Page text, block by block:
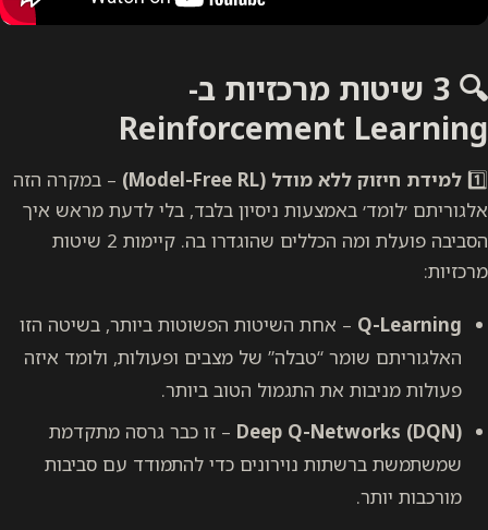
🔍 3 שיטות מרכזיות ב-
Reinforcement Learning
1️⃣ למידת חיזוק ללא מודל (Model-Free RL)
– במקרה הזה
אלגוריתם ׳לומד׳ באמצעות ניסיון בלבד, בלי לדעת מראש איך
הסביבה פועלת ומה הכללים שהוגדרו בה. קיימות 2 שיטות
מרכזיות:
Q-Learning – אחת השיטות הפשוטות ביותר, בשיטה הזו
האלגוריתם שומר “טבלה” של מצבים ופעולות, ולומד איזה
פעולות מניבות את התגמול הטוב ביותר.
Deep Q-Networks (DQN) – זו כבר גרסה מתקדמת
שמשתמשת ברשתות נוירונים כדי להתמודד עם סביבות
מורכבות יותר.